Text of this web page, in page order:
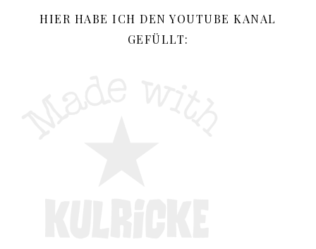
HIER HABE ICH DEN YOUTUBE KANAL
GEFÜLLT: